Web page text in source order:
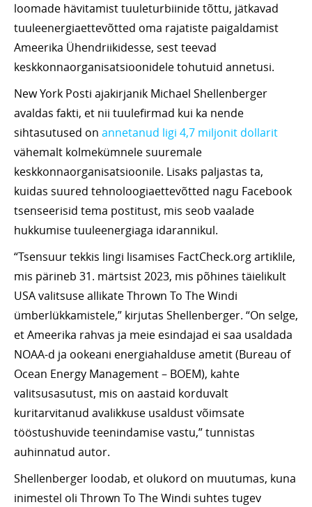
loomade hävitamist tuuleturbiinide tõttu, jätkavad
tuuleenergiaettevõtted oma rajatiste paigaldamist
Ameerika Ühendriikidesse, sest teevad
keskkonnaorganisatsioonidele tohutuid annetusi.
New York Posti ajakirjanik Michael Shellenberger
avaldas fakti, et nii tuulefirmad kui ka nende
sihtasutused on annetanud ligi 4,7 miljonit dollarit
vähemalt kolmekümnele suuremale
keskkonnaorganisatsioonile. Lisaks paljastas ta,
kuidas suured tehnoloogiaettevõtted nagu Facebook
tsenseerisid tema postitust, mis seob vaalade
hukkumise tuuleenergiaga idarannikul.
“Tsensuur tekkis lingi lisamises FactCheck.org artiklile,
mis pärineb 31. märtsist 2023, mis põhines täielikult
USA valitsuse allikate Thrown To The Windi
ümberlükkamistele,” kirjutas Shellenberger. “On selge,
et Ameerika rahvas ja meie esindajad ei saa usaldada
NOAA-d ja ookeani energiahalduse ametit (Bureau of
Ocean Energy Management – BOEM), kahte
valitsusasutust, mis on aastaid korduvalt
kuritarvitanud avalikkuse usaldust võimsate
tööstushuvide teenindamise vastu,” tunnistas
auhinnatud autor.
Shellenberger loodab, et olukord on muutumas, kuna
inimestel oli Thrown To The Windi suhtes tugev